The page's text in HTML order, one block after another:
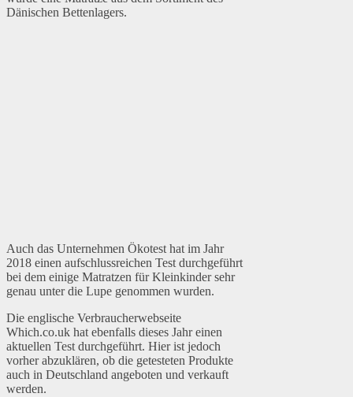
Dänischen Bettenlagers.
Auch das Unternehmen Ökotest hat im Jahr
2018 einen aufschlussreichen Test durchgeführt
bei dem einige Matratzen für Kleinkinder sehr
genau unter die Lupe genommen wurden.
Die englische Verbraucherwebseite
Which.co.uk hat ebenfalls dieses Jahr einen
aktuellen Test durchgeführt. Hier ist jedoch
vorher abzuklären, ob die getesteten Produkte
auch in Deutschland angeboten und verkauft
werden.